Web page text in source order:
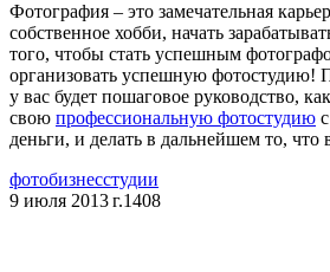
Фотография – это замечательная
собственное хобби, начать
того, чтобы стать успешным
организовать успешную фотостудию!
у вас будет пошаговое руководство,
свою профессиональную фотостудию
деньги, и делать в дальнейшем то, что
фотобизнесстудии
9 июля 2013 г.1408